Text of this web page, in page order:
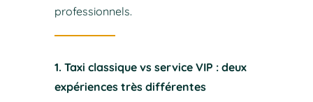
professionnels.
1. Taxi classique vs service VIP : deux
expériences très différentes